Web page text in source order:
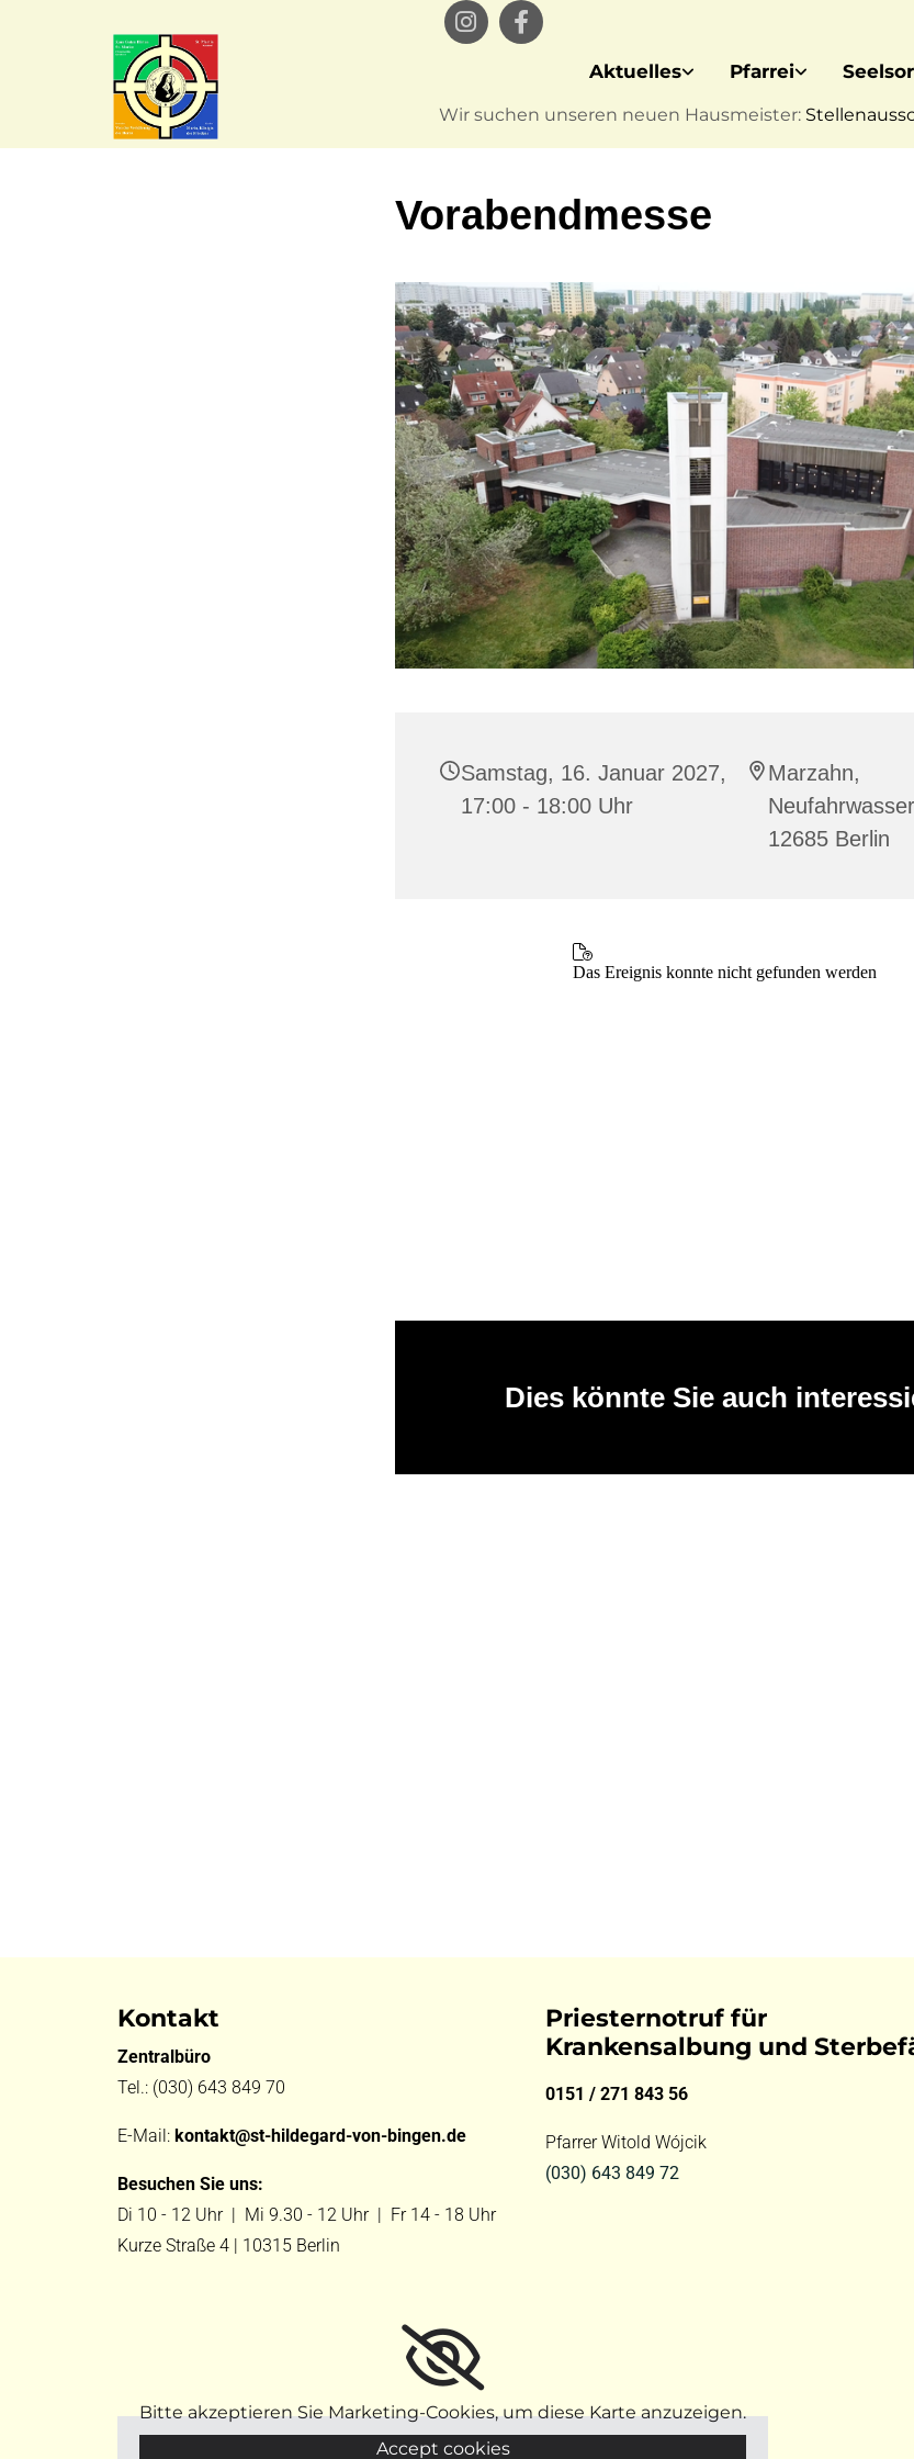
Aktuelles Pfarrei
Wir suchen unseren neuen Hausmeister:
Vorabendmesse
Samstag, 16. Januar 2027,
17:00 - 18:00 Uhr
Marzahn,
12685 Berlin
Dies könnte Sie auch
Kontakt
Zentralbüro
Tel.: (030) 643 849 70
E-Mail: kontakt@st-hildegard-von-bingen.de
Besuchen Sie uns:
Di 10 - 12 Uhr | Mi 9.30 - 12 Uhr | Fr 14 - 18 Uhr
Kurze Straße 4 | 10315 Berlin
Priesternotruf für
Krankensalbung und
0151 / 271 843 56
Pfarrer Witold Wójcik
(030) 643 849 72
Bitte akzeptieren Sie Marketing-Cookies, um diese Karte anzuzeigen.
Accept cookies